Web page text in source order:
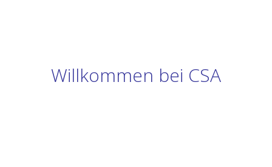
Willkommen bei CSA